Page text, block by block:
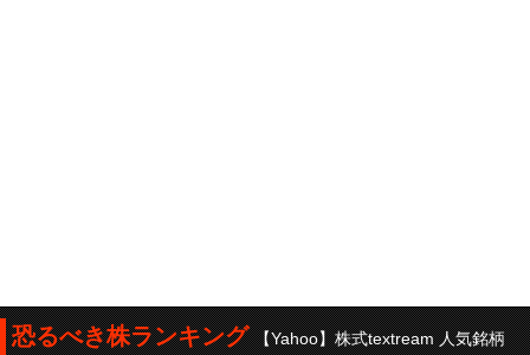
恐るべき株ランキング 【Yahoo】株式textream 人気銘柄